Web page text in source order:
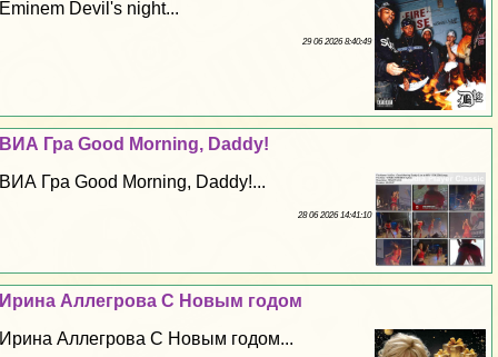
Eminem Devil's night...
29 06 2026 8:40:49
ВИА Гра Good Morning, Daddy!
ВИА Гра Good Morning, Daddy!...
28 06 2026 14:41:10
Ирина Аллегрова С Новым годом
Ирина Аллегрова С Новым годом...